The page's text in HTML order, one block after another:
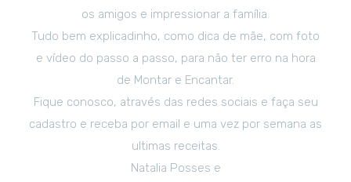
os amigos e impressionar a família.
Tudo bem explicadinho, como dica de mãe, com foto
e vídeo do passo a passo, para não ter erro na hora
de Montar e Encantar.
Fique conosco, através das redes sociais e faça seu
cadastro e receba por email e uma vez por semana as
ultimas receitas.
Natalia Posses e